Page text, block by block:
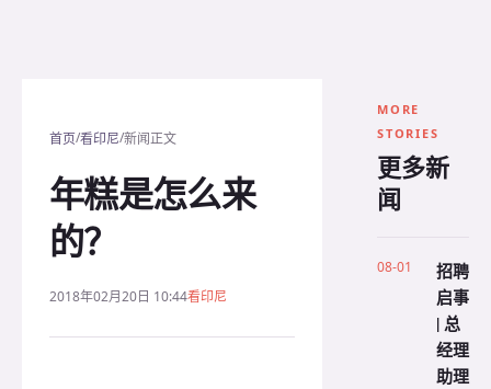
首页/看印尼/新闻正文
年糕是怎么来
的？
2018年02月20日 10:44看印尼
MORE
STORIES
更多新
闻
08-01
招聘
启事
| 总
经理
助理